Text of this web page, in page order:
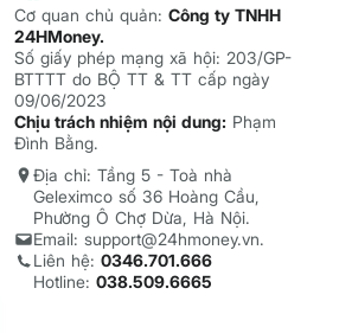
Cơ quan chủ quản:Công ty TNHH
24HMoney.
Số giấy phép mạng xã hội: 203/GP-
BTTTT do BỘ TT & TT cấp ngày
09/06/2023
Chịu trách nhiệm nội dung: Phạm
Đình Bằng.
Địa chỉ: Tầng 5 - Toà nhà
Geleximco số 36 Hoàng Cầu,
Phường Ô Chợ Dừa, Hà Nội.
Email: support@24hmoney.vn.
Liên hệ:0346.701.666
Hotline:038.509.6665